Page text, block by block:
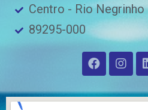
Centro - Rio Negrinho
89295-000